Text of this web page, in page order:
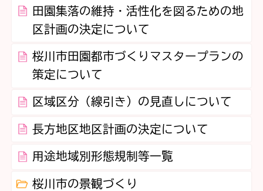
田園集落の維持・活性化を図るための地
区計画の決定について
桜川市田園都市づくりマスタープランの
策定について
区域区分（線引き）の見直しについて
長方地区地区計画の決定について
用途地域別形態規制等一覧
桜川市の景観づくり